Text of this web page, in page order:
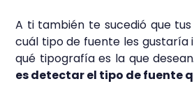
A ti también te sucedió que
cuál tipo de fuente les gustaría
qué tipografía es la que desean.
es detectar el tipo de fuente